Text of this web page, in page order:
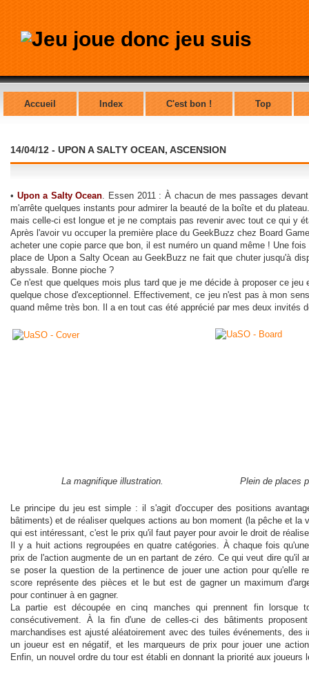
Accueil Index C'est bon ! Top
14/04/12 - UPON A SALTY OCEAN, ASCENSION
• Upon a Salty Ocean. Essen 2011 : À chacun de mes passages
m'arrête quelques instants pour admirer la beauté de la boîte et du
mais celle-ci est longue et je ne comptais pas revenir avec tout ce qui y
Après l'avoir vu occuper la première place du GeekBuzz chez Board
acheter une copie parce que bon, il est numéro un quand même ! Une
place de Upon a Salty Ocean au GeekBuzz ne fait que chuter jusqu'à
abyssale. Bonne pioche ?
Ce n'est que quelques mois plus tard que je me décide à proposer ce jeu
quelque chose d'exceptionnel. Effectivement, ce jeu n'est pas à mon
quand même très bon. Il a en tout cas été apprécié par mes deux invités
La magnifique illustration. Plein de places
Le principe du jeu est simple : il s'agit d'occuper des positions
bâtiments) et de réaliser quelques actions au bon moment (la pêche et la
qui est intéressant, c'est le prix qu'il faut payer pour avoir le droit de
Il y a huit actions regroupées en quatre catégories. À chaque fois
prix de l'action augmente de un en partant de zéro. Ce qui veut dire qu'il
se poser la question de la pertinence de jouer une action pour qu'elle
score représente des pièces et le but est de gagner un maximum
pour continuer à en gagner.
La partie est découpée en cinq manches qui prennent fin lorsque
consécutivement. À la fin d'une de celles-ci des bâtiments
marchandises est ajusté aléatoirement avec des tuiles événements, des
un joueur est en négatif, et les marqueurs de prix pour jouer une
Enfin, un nouvel ordre du tour est établi en donnant la priorité aux joueurs